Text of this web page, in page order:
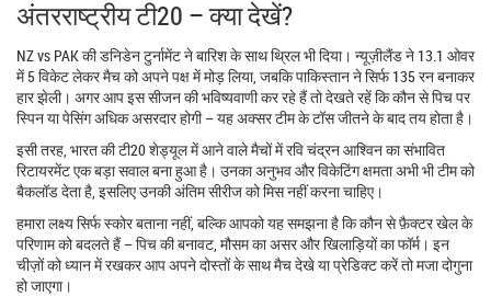
अंतरराष्ट्रीय टी20 – क्या देखें?
NZ vs PAK की डनिडेन टुर्नामेंट ने बारिश के साथ थ्रिल भी दिया। न्यूज़ीलैंड ने 13.1 ओवर
में 5 विकेट लेकर मैच को अपने पक्ष में मोड़ लिया, जबकि पाकिस्तान ने सिर्फ 135 रन बनाकर
हार झेली। अगर आप इस सीजन की भविष्यवाणी कर रहे हैं तो देखते रहें कि कौन से पिच पर
स्पिन या पेसिंग अधिक असरदार होगी – यह अक्सर टीम के टॉस जीतने के बाद तय होता है।
इसी तरह, भारत की टी20 शेड्यूल में आने वाले मैचों में रवि चंद्रन आश्विन का संभावित
रिटायरमेंट एक बड़ा सवाल बना हुआ है। उनका अनुभव और विकेटिंग क्षमता अभी भी टीम को
बैकलॉड देता है, इसलिए उनकी अंतिम सीरीज को मिस नहीं करना चाहिए।
हमारा लक्ष्य सिर्फ स्कोर बताना नहीं, बल्कि आपको यह समझना है कि कौन से फ़ैक्टर खेल के
परिणाम को बदलते हैं – पिच की बनावट, मौसम का असर और खिलाड़ियों का फॉर्म। इन
चीज़ों को ध्यान में रखकर आप अपने दोस्तों के साथ मैच देखे या प्रेडिक्ट करें तो मजा दोगुना
हो जाएगा।